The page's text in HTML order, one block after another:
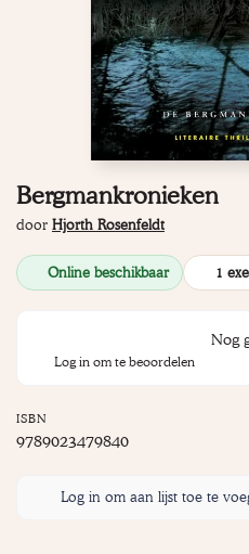
Bergmankronieken
door Hjorth Rosenfeldt
Online beschikbaar 1
Nog
Log in om te beoordelen
ISBN
9789023479840
Log in om aan lijst toe te